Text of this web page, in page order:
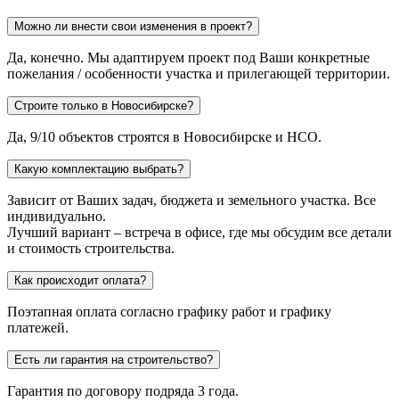
Можно ли внести свои изменения в проект?
Да, конечно. Мы адаптируем проект под Ваши конкретные
пожелания / особенности участка и прилегающей территории.
Строите только в Новосибирске?
Да, 9/10 объектов строятся в Новосибирске и НСО.
Какую комплектацию выбрать?
Зависит от Ваших задач, бюджета и земельного участка. Все
индивидуально.
Лучший вариант – встреча в офисе, где мы обсудим все детали
и стоимость строительства.
Как происходит оплата?
Поэтапная оплата согласно графику работ и графику
платежей.
Есть ли гарантия на строительство?
Гарантия по договору подряда 3 года.